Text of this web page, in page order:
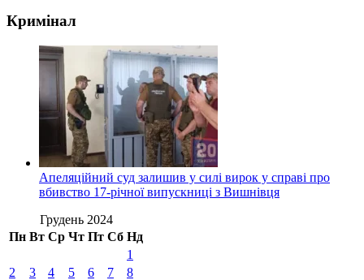
Кримінал
Апеляційний суд залишив у силі вирок у справі про
вбивство 17-річної випускниці з Вишнівця
Грудень 2024
Пн Вт Ср Чт Пт Сб Нд
1
2
3 4 5 6 7
8